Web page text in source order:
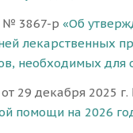
№ 3867-р «Об
лекарственных
необходимых
29 декабря 2025
помощи на 2026